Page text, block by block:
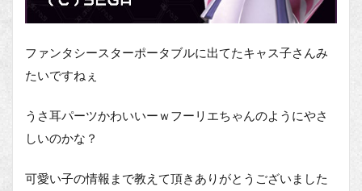
ファンタシースターポータブルに出てたキャス子さんみ
たいですねぇ
うさ耳パーツかわいいーｗフーリエちゃんのようにやさ
しいのかな？
可愛い子の情報まで教えて頂きありがとうございました